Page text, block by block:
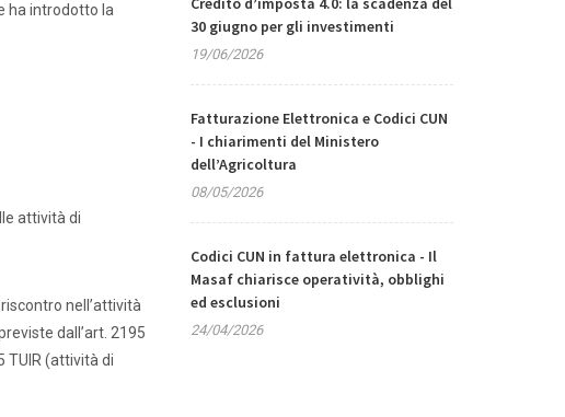
ha introdotto la
attività di
nell’attività
dall’art. 2195
TUIR (attività di
30 giugno per gli investimenti
19/06/2026
Fatturazione Elettronica e Codici CUN
- I chiarimenti del Ministero
dell’Agricoltura
08/05/2026
Codici CUN in fattura elettronica - Il
Masaf chiarisce operatività, obblighi
ed esclusioni
24/04/2026